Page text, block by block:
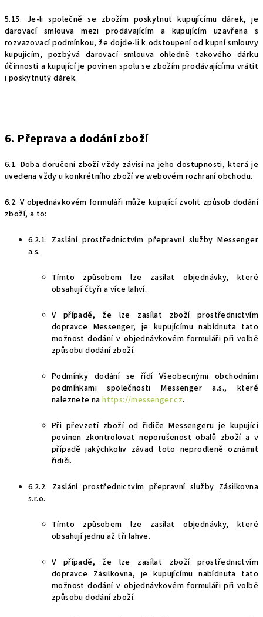
5.15. Je-li společně se zbožím poskytnut kupujícímu dárek, je
darovací smlouva mezi prodávajícím a kupujícím uzavřena s
rozvazovací podmínkou, že dojde-li k odstoupení od kupní smlouvy
kupujícím, pozbývá darovací smlouva ohledně takového dárku
účinnosti a kupující je povinen spolu se zbožím prodávajícímu vrátit
i poskytnutý dárek.
6. Přeprava a dodání zboží
6.1. Doba doručení zboží vždy závisí na jeho dostupnosti, která je
uvedena vždy u konkrétního zboží ve webovém rozhraní obchodu.
6.2. V objednávkovém formuláři může kupující zvolit způsob dodání
zboží, a to:
6.2.1. Zaslání prostřednictvím přepravní služby Messenger
a.s.
Tímto způsobem lze zasílat objednávky, které
obsahujíčtyři a více lahví.
V případě, že lze zasílat zboží prostřednictvím
dopravce Messenger, je kupujícímu nabídnuta tato
možnost dodání v objednávkovém formuláři při volbě
způsobu dodání zboží.
Podmínky dodání se řídí Všeobecnými obchodními
podmínkami společnosti Messenger a.s., které
naleznete nahttps://messenger.cz.
Při převzetí zboží od řidiče Messengeru je kupující
povinen zkontrolovat neporušenost obalů zboží a v
případě jakýchkoliv závad toto neprodleně oznámit
řidiči.
6.2.2. Zaslání prostřednictvím přepravní služby Zásilkovna
s.r.o.
Tímto způsobem lze zasílat objednávky, které
obsahujíjednu až tři lahve.
V případě, že lze zasílat zboží prostřednictvím
dopravce Zásilkovna, je kupujícímu nabídnuta tato
možnost dodání v objednávkovém formuláři při volbě
způsobu dodání zboží.